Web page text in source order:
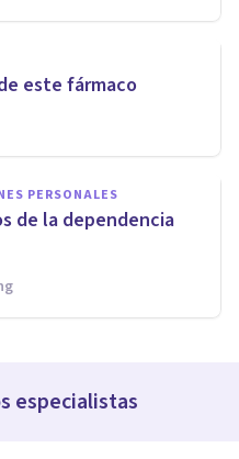
este fármaco
PERSONALES
de la dependencia
especialistas